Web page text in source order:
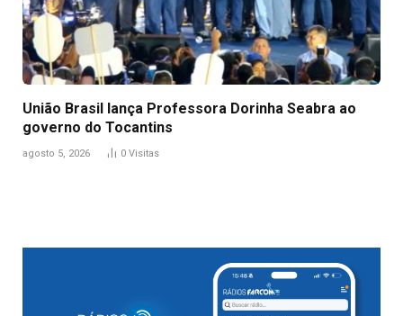
União Brasil lança Professora Dorinha Seabra ao
governo do Tocantins
agosto 5, 2026 0 Visitas